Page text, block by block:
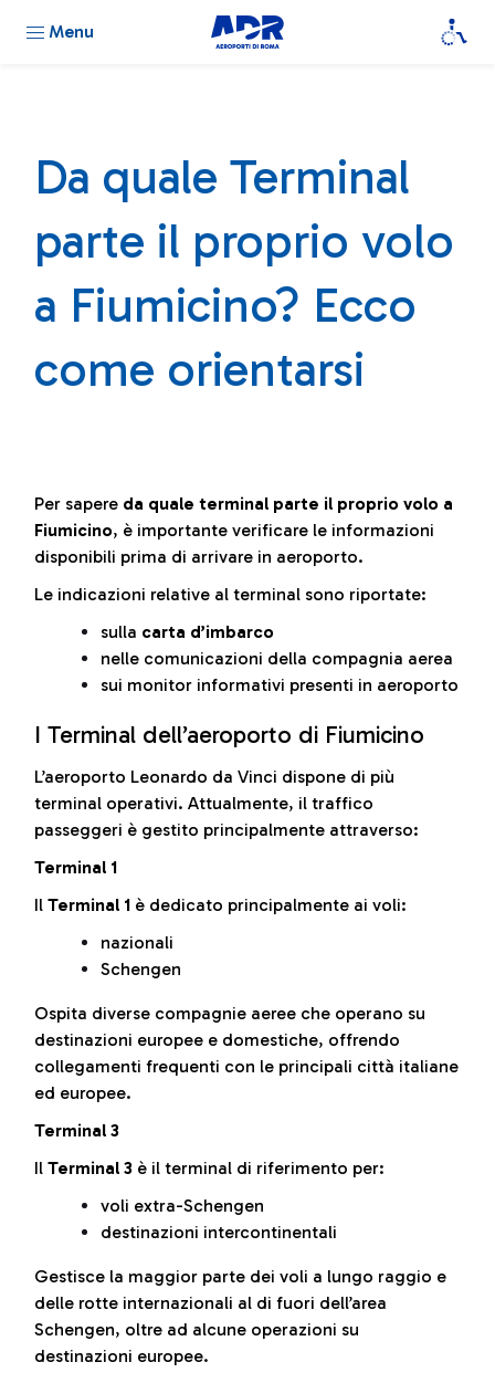
Menu
Da quale Terminal
parte il proprio volo
a Fiumicino? Ecco
come orientarsi
Per sapere da quale terminal parte il proprio volo a
Fiumicino, è importante verificare le informazioni
disponibili prima di arrivare in aeroporto.
Le indicazioni relative al terminal sono riportate:
sulla carta d’imbarco
nelle comunicazioni della compagnia aerea
sui monitor informativi presenti in aeroporto
I Terminal dell’aeroporto di Fiumicino
L’aeroporto Leonardo da Vinci dispone di più
terminal operativi. Attualmente, il traffico
passeggeri è gestito principalmente attraverso:
Terminal 1
Il Terminal 1 è dedicato principalmente ai voli:
nazionali
Schengen
Ospita diverse compagnie aeree che operano su
destinazioni europee e domestiche, offrendo
collegamenti frequenti con le principali città italiane
ed europee.
Terminal 3
Il Terminal 3 è il terminal di riferimento per:
voli extra-Schengen
destinazioni intercontinentali
Gestisce la maggior parte dei voli a lungo raggio e
delle rotte internazionali al di fuori dell’area
Schengen, oltre ad alcune operazioni su
destinazioni europee.